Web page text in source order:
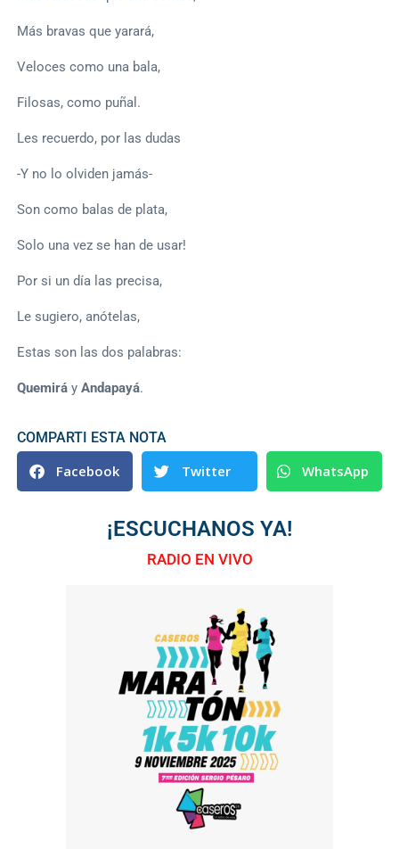
Más bravas que yarará,
Veloces como una bala,
Filosas, como puñal.
Les recuerdo, por las dudas
-Y no lo olviden jamás-
Son como balas de plata,
Solo una vez se han de usar!
Por si un día las precisa,
Le sugiero, anótelas,
Estas son las dos palabras:
Quemirá yAndapayá.
COMPARTI ESTA NOTA
Facebook Twitter WhatsApp
¡ESCUCHANOS YA!
RADIO EN VIVO